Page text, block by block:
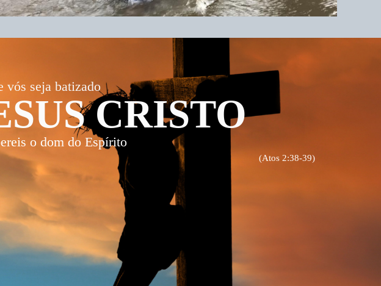
vós seja batizado
CRISTO
o dom do Espírito
(Atos 2:38-39)